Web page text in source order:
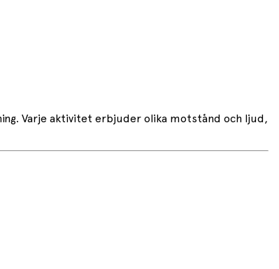
Varje aktivitet erbjuder olika motstånd och ljud,